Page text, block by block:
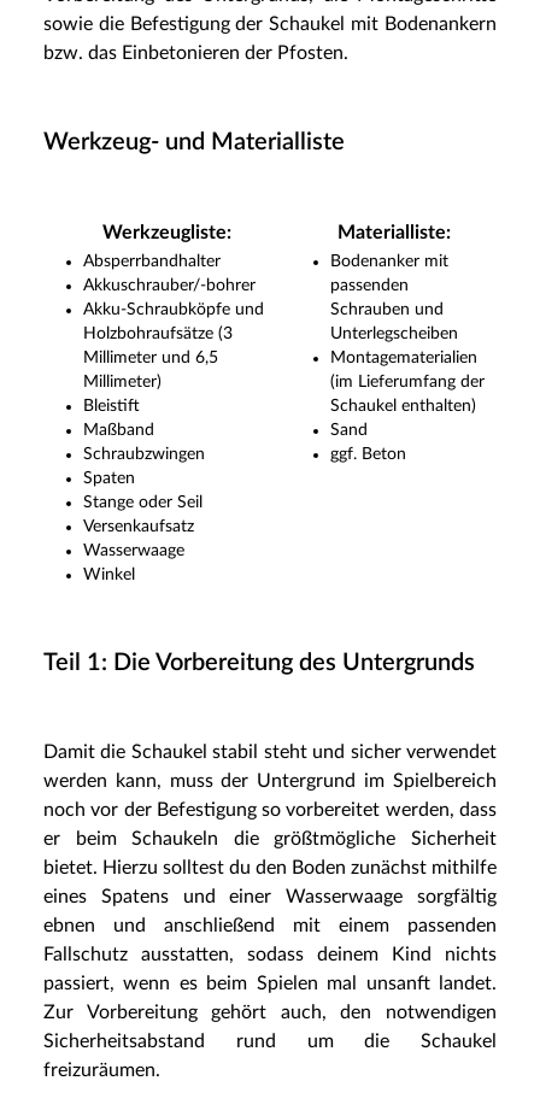
sowie die Befestigung der Schaukel mit Bodenankern
bzw. das Einbetonieren der Pfosten.
Werkzeug- und Materialliste
Werkzeugliste: Materialliste:
Absperrbandhalter
Akkuschrauber/-bohrer
Akku-Schraubköpfe und
Holzbohraufsätze (3
Millimeter und 6,5
Millimeter)
Bleistift
Maßband
Schraubzwingen
Spaten
Stange oder Seil
Versenkaufsatz
Wasserwaage
Winkel
Bodenanker mit
passenden
Schrauben und
Unterlegscheiben
Montagematerialien
(im Lieferumfang der
Schaukel enthalten)
Sand
ggf. Beton
Teil 1: Die Vorbereitung des Untergrunds
Damit die Schaukel stabil steht und sicher verwendet
werden kann, muss der Untergrund im Spielbereich
noch vor der Befestigung so vorbereitet werden, dass
er beim Schaukeln die größtmögliche Sicherheit
bietet. Hierzu solltest du den Boden zunächst mithilfe
eines Spatens und einer Wasserwaage sorgfältig
ebnen und anschließend mit einem passenden
Fallschutz ausstatten, sodass deinem Kind nichts
passiert, wenn es beim Spielen mal unsanft landet.
Zur Vorbereitung gehört auch, den notwendigen
Sicherheitsabstand rund um die Schaukel
freizuräumen.